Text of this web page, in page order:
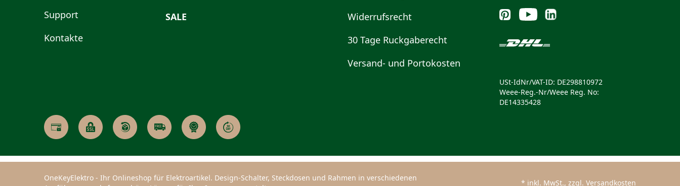
Support
Kontakte
SALE
Widerrufsrecht
30 Tage Ruckgaberecht
Versand- und Portokosten
USt-IdNr/VAT-ID: DE298810972
Weee-Reg.-Nr/Weee Reg. No:
DE14335428
OneKeyElektro - Ihr Onlineshop für Elektroartikel. Design-Schalter, Steckdosen und Rahmen in verschiedenen
* inkl. MwSt., zzgl. Versandkosten